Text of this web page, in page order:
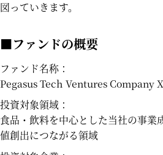
図っていきます。
■ファンドの概要
ファンド名称：
Pegasus Tech Ventures Company
投資対象領域：
食品・飲料を中心とした当社の事業
値創出につながる領域